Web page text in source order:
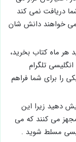
دریافت نمی کند
می خواهند دانش شان
هر ماه کتاب بخرید،
تلگرام
را برای شما فراهم
دهید زیرا این
می کنند که می
مسلط شوید .